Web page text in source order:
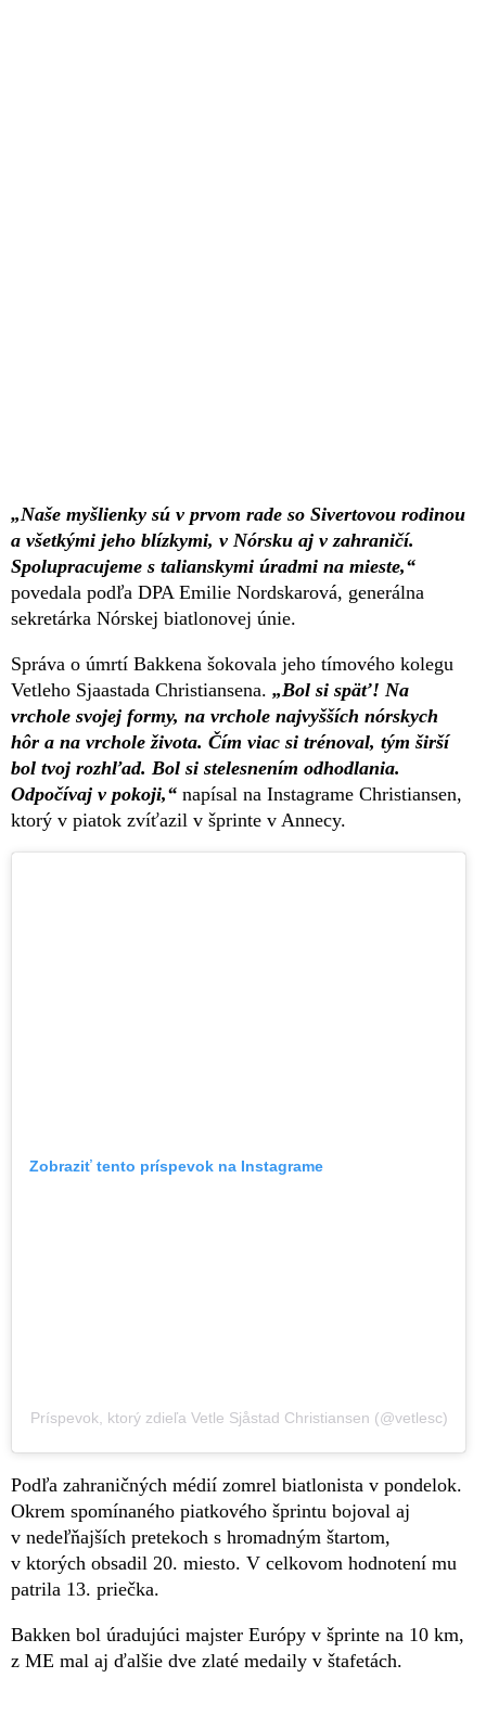
„Naše myšlienky sú v prvom rade so Sivertovou rodinou
a všetkými jeho blízkymi, v Nórsku aj v zahraničí.
Spolupracujeme s talianskymi úradmi na mieste,“
povedala podľa DPA Emilie Nordskarová, generálna
sekretárka Nórskej biatlonovej únie.
Správa o úmrtí Bakkena šokovala jeho tímového kolegu
Vetleho Sjaastada Christiansena. „Bol si späť! Na
vrchole svojej formy, na vrchole najvyšších nórskych
hôr a na vrchole života. Čím viac si trénoval, tým širší
bol tvoj rozhľad. Bol si stelesnením odhodlania.
Odpočívaj v pokoji,“ napísal na Instagrame Christiansen,
ktorý v piatok zvíťazil v šprinte v Annecy.
Zobraziť tento príspevok na Instagrame
Príspevok, ktorý zdieľa Vetle Sjåstad Christiansen (@vetlesc)
Podľa zahraničných médií zomrel biatlonista v pondelok.
Okrem spomínaného piatkového šprintu bojoval aj
v nedeľňajších pretekoch s hromadným štartom,
v ktorých obsadil 20. miesto. V celkovom hodnotení mu
patrila 13. priečka.
Bakken bol úradujúci majster Európy v šprinte na 10 km,
z ME mal aj ďalšie dve zlaté medaily v štafetách.